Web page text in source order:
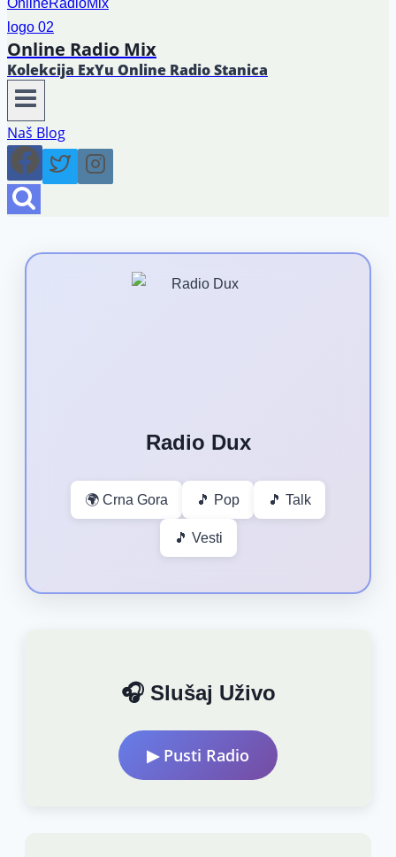
Online Radio Mix
Kolekcija ExYu Online Radio Stanica
Naš Blog
Radio Dux
🌍 Crna Gora 🎵 Pop 🎵 Talk
🎵 Vesti
🎧 Slušaj Uživo
▶ Pusti Radio